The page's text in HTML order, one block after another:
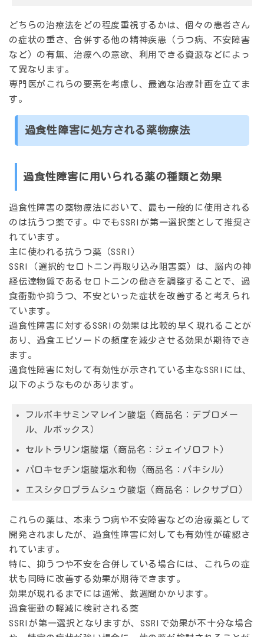
どちらの治療法をどの程度重視するかは、個々の患者さん
の症状の重さ、合併する他の精神疾患（うつ病、不安障害
など）の有無、治療への意欲、利用できる資源などによっ
て異なります。
専門医がこれらの要素を考慮し、最適な治療計画を立てま
す。
過食性障害に処方される薬物療法
過食性障害に用いられる薬の種類と効果
過食性障害の薬物療法において、最も一般的に使用される
のは抗うつ薬です。中でもSSRIが第一選択薬として推奨さ
れています。
主に使われる抗うつ薬（SSRI）
SSRI（選択的セロトニン再取り込み阻害薬）は、脳内の神
経伝達物質であるセロトニンの働きを調整することで、過
食衝動や抑うつ、不安といった症状を改善すると考えられ
ています。
過食性障害に対するSSRIの効果は比較的早く現れることが
あり、過食エピソードの頻度を減少させる効果が期待でき
ます。
過食性障害に対して有効性が示されている主なSSRIには、
以下のようなものがあります。
フルボキサミンマレイン酸塩（商品名：デプロメー
ル、ルボックス）
セルトラリン塩酸塩（商品名：ジェイゾロフト）
パロキセチン塩酸塩水和物（商品名：パキシル）
エスシタロプラムシュウ酸塩（商品名：レクサプロ）
これらの薬は、本来うつ病や不安障害などの治療薬として
開発されましたが、過食性障害に対しても有効性が確認さ
れています。
特に、抑うつや不安を合併している場合には、これらの症
状も同時に改善する効果が期待できます。
効果が現れるまでには通常、数週間かかります。
過食衝動の軽減に検討される薬
SSRIが第一選択となりますが、SSRIで効果が不十分な場合